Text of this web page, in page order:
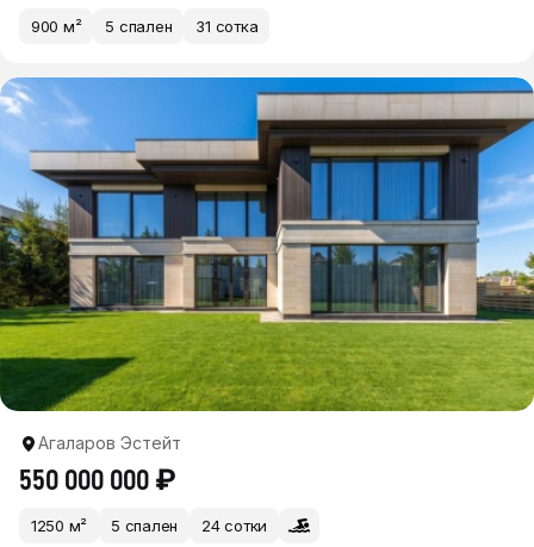
900 м² 5 спален 31 сотка
Агаларов Эстейт
550 000 000 ₽
1250 м² 5 спален 24 сотки